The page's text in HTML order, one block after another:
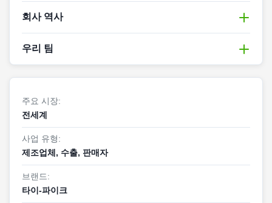
1전문 상담
패키지 선택 지침을 제공 (물질, 크기 및 부하 운반 적응 제안
과 같은), 고객 물류 시나리오를 분석 (e-커머스, 국경, 콜드
체인 등).
무료 샘플 배송, 맞춤형 샘플링을 지원하고 제품 호환성을 확
2비용 최적화
대량 구매 할인 및 창고 관리와 같은 고객 주문량에 따라 비용
효율적인 솔루션을 권장합니다.
환경 정책 권고사항을 생물분해성 재료 (PLA 거품 봉지, 꿀집
록 돕습니다.
회사 역사
TARGET, WALMART 등과 같은 고객 감사 및 인증서를 통과
했습니다. 국가 전문 및 혁신적인 기업으로서,국가 고기술기
리 시스템 인증서 및 ISO14001 환경 관리 시스템 인증서.회
사는 또한 고객의 다양한 선택을 충족하기 위해 FSC 인증을
이 회사는 품질과 서비스에 기반을 두고 모든 고객에게 높은
품질의 서비스를 제공할 것입니다!
우리 팀
우리의 팀은 * * "기술+서비스" * *의 이중 핵심에 의해 구동되
는 당신의 물류 포장 솔루션에 대한 견고한 뒷받침입니다, 효
율적으로 작동하는 고객을 지원!
1핵심 팀: 10년 이상의 산업 경험과 풍부한 실무 경험을 가진
연구개발 전문가: 재료과학과 포장공학 분야에서펑크 저항적
은 특허 제품 개발을 주도합니다., 그리고 운송 피해 문제를
극복;
주요 시장:
전세계
사업 유형:
제조업체, 수출, 판매자
브랜드:
타이-파이크